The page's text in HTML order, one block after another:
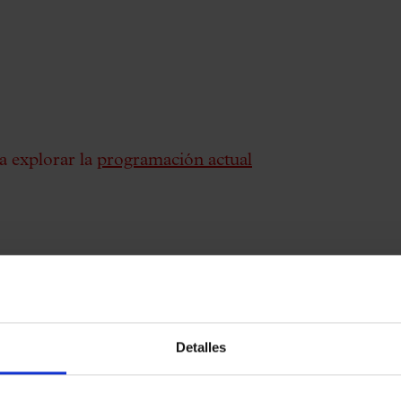
Detalles
explorar la programación actual
podrán acceder al recinto acompañados
presentar la Hoja de